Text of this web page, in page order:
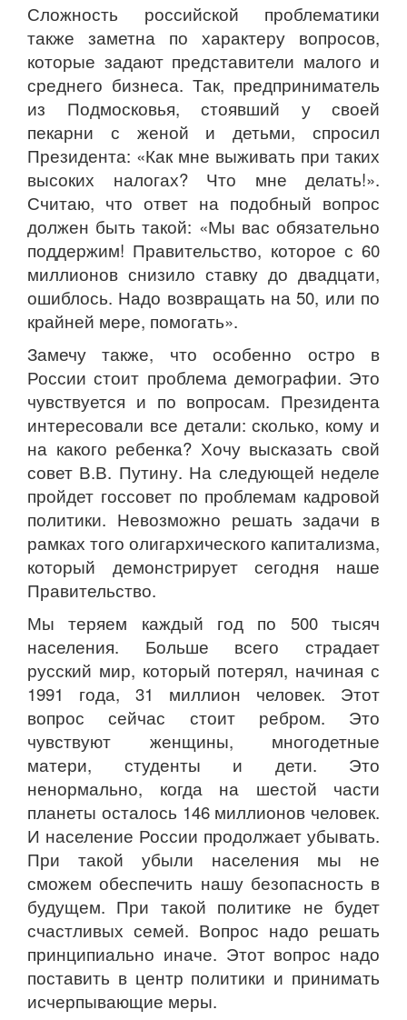
Сложность российской проблематики
также заметна по характеру вопросов,
которые задают представители малого и
среднего бизнеса. Так, предприниматель
из Подмосковья, стоявший у своей
пекарни с женой и детьми, спросил
Президента: «Как мне выживать при таких
высоких налогах? Что мне делать!».
Считаю, что ответ на подобный вопрос
должен быть такой: «Мы вас обязательно
поддержим! Правительство, которое с 60
миллионов снизило ставку до двадцати,
ошиблось. Надо возвращать на 50, или по
крайней мере, помогать».
Замечу также, что особенно остро в
России стоит проблема демографии. Это
чувствуется и по вопросам. Президента
интересовали все детали: сколько, кому и
на какого ребенка? Хочу высказать свой
совет В.В. Путину. На следующей неделе
пройдет госсовет по проблемам кадровой
политики. Невозможно решать задачи в
рамках того олигархического капитализма,
который демонстрирует сегодня наше
Правительство.
Мы теряем каждый год по 500 тысяч
населения. Больше всего страдает
русский мир, который потерял, начиная с
1991 года, 31 миллион человек. Этот
вопрос сейчас стоит ребром. Это
чувствуют женщины, многодетные
матери, студенты и дети. Это
ненормально, когда на шестой части
планеты осталось 146 миллионов человек.
И население России продолжает убывать.
При такой убыли населения мы не
сможем обеспечить нашу безопасность в
будущем. При такой политике не будет
счастливых семей. Вопрос надо решать
принципиально иначе. Этот вопрос надо
поставить в центр политики и принимать
исчерпывающие меры.